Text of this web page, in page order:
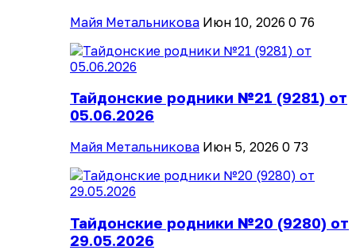
Майя Метальникова Июн 10, 2026 0 76
Тайдонские родники №21 (9281) от
05.06.2026
Майя Метальникова Июн 5, 2026 0 73
Тайдонские родники №20 (9280) от
29.05.2026